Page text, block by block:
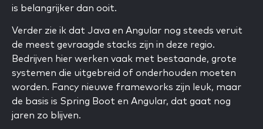
is belangrijker dan ooit.
Verder zie ik dat Java en Angular nog steeds veruit
de meest gevraagde stacks zijn in deze regio.
Bedrijven hier werken vaak met bestaande, grote
systemen die uitgebreid of onderhouden moeten
worden. Fancy nieuwe frameworks zijn leuk, maar
de basis is Spring Boot en Angular, dat gaat nog
jaren zo blijven.